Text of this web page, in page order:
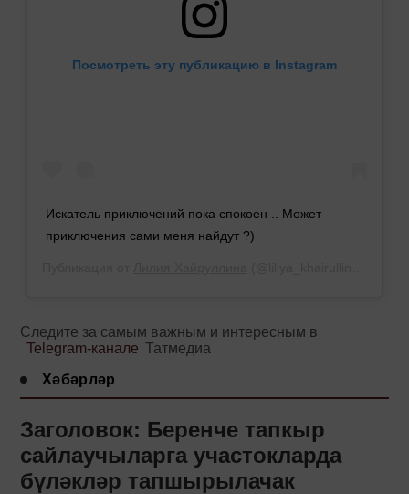
Посмотреть эту публикацию в Instagram
Искатель приключений пока спокоен .. Может
приключения сами меня найдут ?)
Следите за самым важным и интересным в
Telegram-канале Татмедиа
Хәбәрләр
Заголовок: Беренче тапкыр
сайлаучыларга участокларда
бүләкләр тапшырылачак